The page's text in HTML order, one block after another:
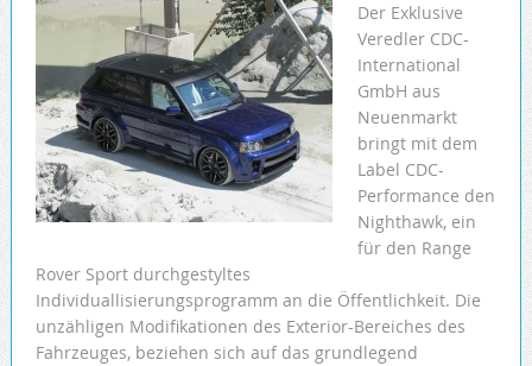
Der Exklusive
Veredler CDC-
International
GmbH aus
Neuenmarkt
bringt mit dem
Label CDC-
Performance den
Nighthawk, ein
für den Range
Rover Sport durchgestyltes
Individuallisierungsprogramm an die Öffentlichkeit. Die
unzähligen Modifikationen des Exterior-Bereiches des
Fahrzeuges, beziehen sich auf das grundlegend